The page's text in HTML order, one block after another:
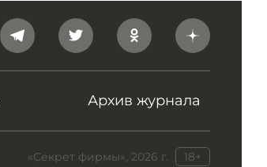
Архив журнала
«Секрет фирмы», 2026 г. 18+